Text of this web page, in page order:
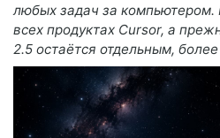
любых задач за
всех продуктах Cursor, а
2.5 остаётся отдельным,